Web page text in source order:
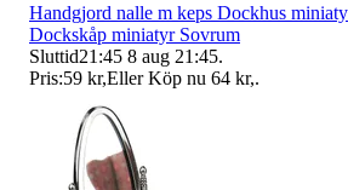
Handgjord nalle m keps Dockhus
Dockskåp miniatyr Sovrum
Sluttid21:45 8 aug 21:45.
Pris:59 kr,Eller Köp nu 64 kr,.